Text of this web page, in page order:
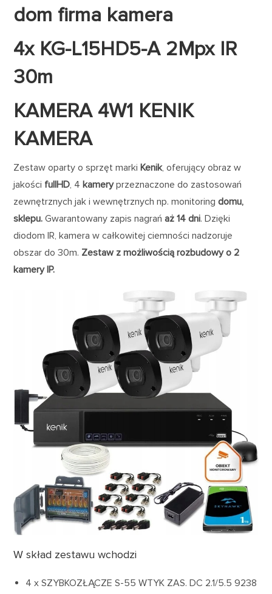
dom firma kamera
4x KG-L15HD5-A 2Mpx IR
30m
KAMERA 4W1 KENIK
KAMERA
Zestaw oparty o sprzęt markiKenik, oferujący obraz w
jakości fullHD, 4 kameryprzeznaczone do zastosowań
zewnętrznych jak i wewnętrznych np. monitoringdomu,
sklepu. Gwarantowany zapis nagrańaż 14 dni. Dzięki
diodom IR, kamera w całkowitej ciemności nadzoruje
obszar do 30m. Zestaw z możliwością rozbudowy o 2
kamery IP.
W skład zestawu wchodzi
4 x SZYBKOZŁĄCZE S-55 WTYK ZAS. DC 2.1/5.5 9238